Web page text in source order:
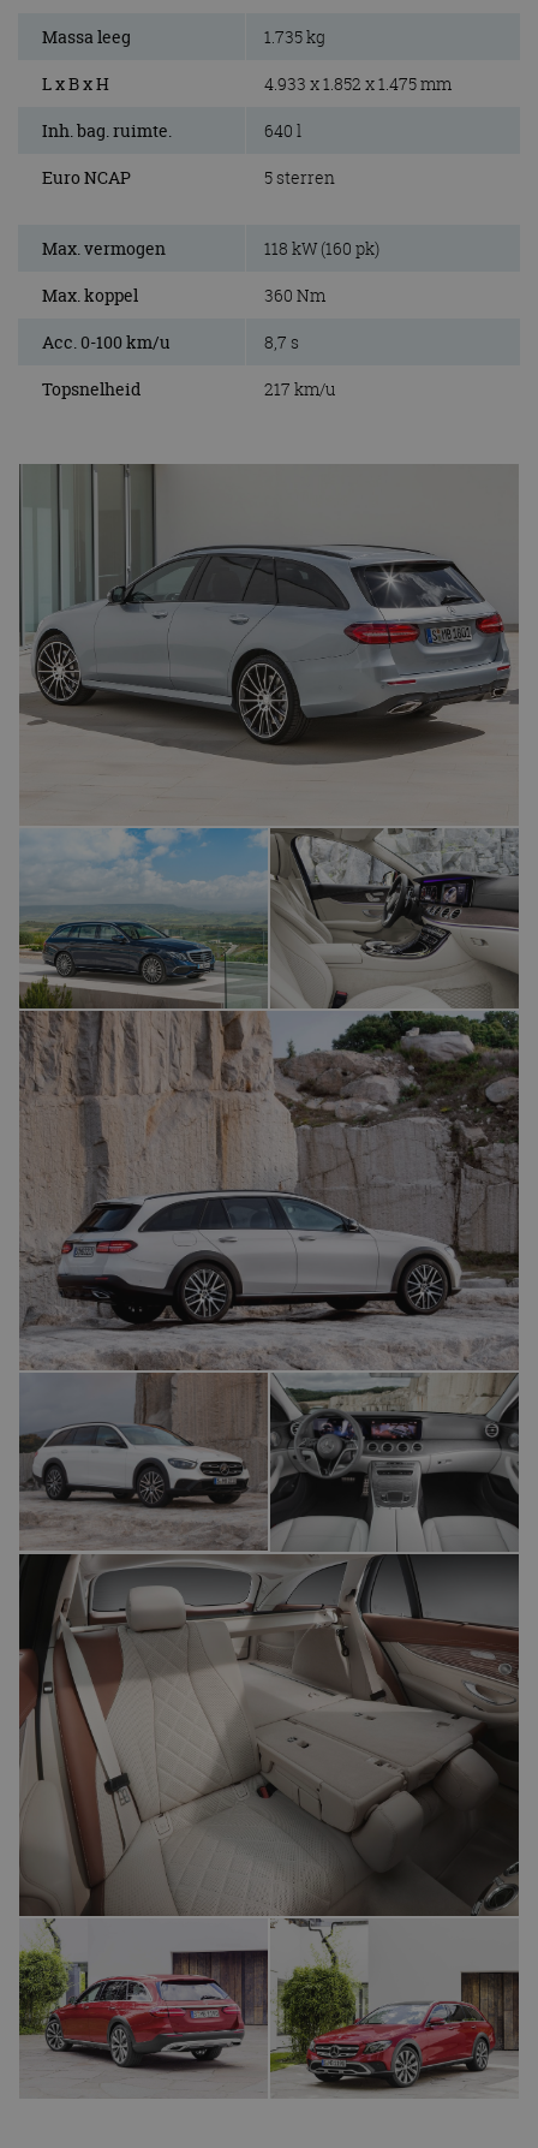
Massa leeg 1.735 kg
L x B x H 4.933 x 1.852 x 1.475 mm
Inh. bag. ruimte. 640 l
Euro NCAP 5 sterren
Max. vermogen 118 kW (160 pk)
Max. koppel 360 Nm
Acc. 0-100 km/u 8,7 s
Topsnelheid 217 km/u